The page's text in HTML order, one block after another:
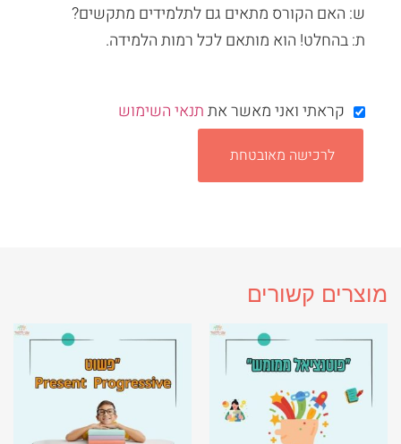
ש: האם הקורס מתאים גם לתלמידים מתקשים?
ת: בהחלט! הוא מותאם לכל רמות הלמידה.
קראתי ואני מאשר אתתנאי השימוש
לרכישה מאובטחת
מוצרים קשורים